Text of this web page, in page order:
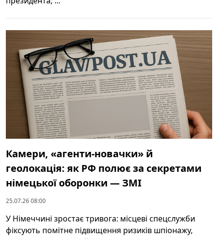
Камери, «агенти-новачки» й
геолокація: як РФ полює за секретами
німецької оборонки — ЗМІ
25.07.26 08:00
У Німеччині зростає тривога: місцеві спецслужби
фіксують помітне підвищення ризиків шпіонажу,